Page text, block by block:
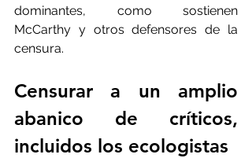
dominantes, como sostienen
McCarthy y otros defensores de la
censura.
Censurar a un amplio
abanico de críticos,
incluidos los ecologistas